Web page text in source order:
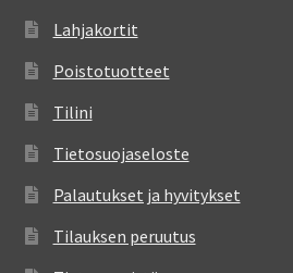
Lahjakortit
Poistotuotteet
Tilini
Tietosuojaseloste
Palautukset ja hyvitykset
Tilauksen peruutus